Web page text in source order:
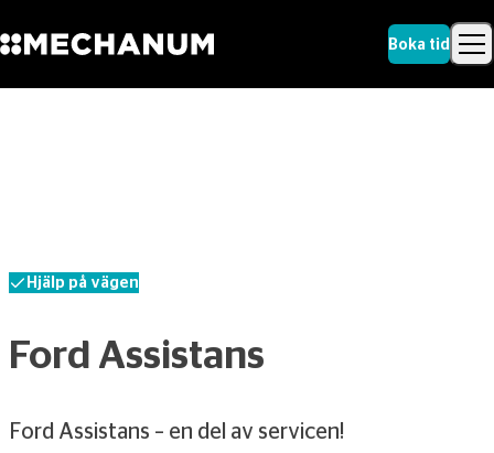
Boka tid
Hjälp på vägen
Ford Assistans
Ford Assistans – en del av servicen!